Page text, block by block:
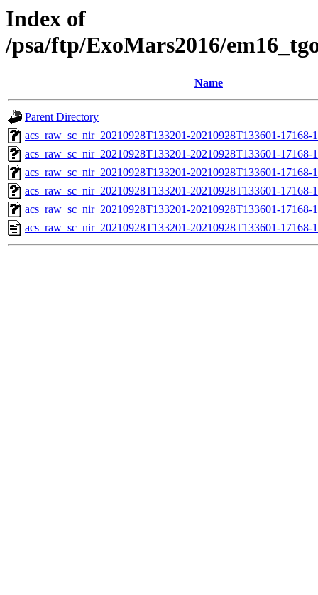
Index of
/psa/ftp/ExoMars2016/
Name
Parent Directory
acs_raw_sc_nir_20210928T133201-20210928T133601-
acs_raw_sc_nir_20210928T133201-20210928T133601-17168-
acs_raw_sc_nir_20210928T133201-20210928T133601-17168-
acs_raw_sc_nir_20210928T133201-20210928T133601-17168-
acs_raw_sc_nir_20210928T133201-20210928T133601-17168-
acs_raw_sc_nir_20210928T133201-20210928T133601-17168-